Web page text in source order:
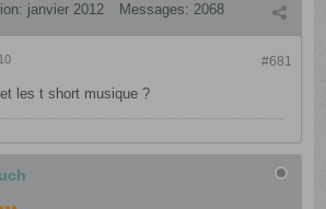
janvier 2012 Messages: 2068
#681
les t short musique ?